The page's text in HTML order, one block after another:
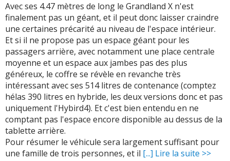
Avec ses 4.47 mètres de long le Grandland X n'est
finalement pas un géant, et il peut donc laisser craindre
une certaines précarité au niveau de l'espace intérieur.
Et si il ne propose pas un espace géant pour les
passagers arrière, avec notamment une place centrale
moyenne et un espace aux jambes pas des plus
généreux, le coffre se révèle en revanche très
intéressant avec ses 514 litres de contenance (comptez
hélas 390 litres en hybride, les deux versions donc et pas
uniquement l'Hybird4). Et c'est bien entendu en ne
comptant pas l'espace encore disponible au dessus de la
tablette arrière.
Pour résumer le véhicule sera largement suffisant pour
une famille de trois personnes, et il [...] Lire la suite >>